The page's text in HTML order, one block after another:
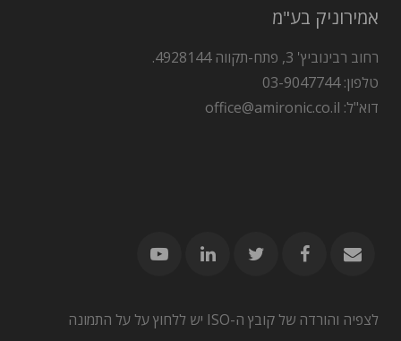
אמירוניק בע"מ
רחוב רבינוביץ' 3, פתח-תקווה 4928144.
טלפון: 03-9047744
דוא"ל: office@amironic.co.il
לצפיה והורדה של קובץ ה-ISO יש ללחוץ על על התמונה